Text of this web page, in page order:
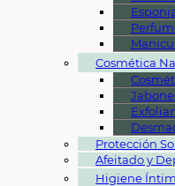
Cosmética
Protección
Afeitado y
Higiene